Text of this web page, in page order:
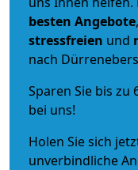
besten Angebote
stressfreien und
nach
Sparen Sie bis zu
bei uns!
Holen Sie sich
unverbindliche